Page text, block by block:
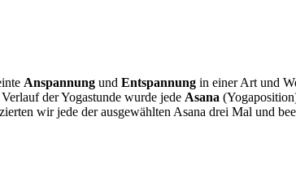
Anspannung und Entspannung in einer Art und
der Yogastunde wurde jede Asana
wir jede der ausgewählten Asana drei Mal und